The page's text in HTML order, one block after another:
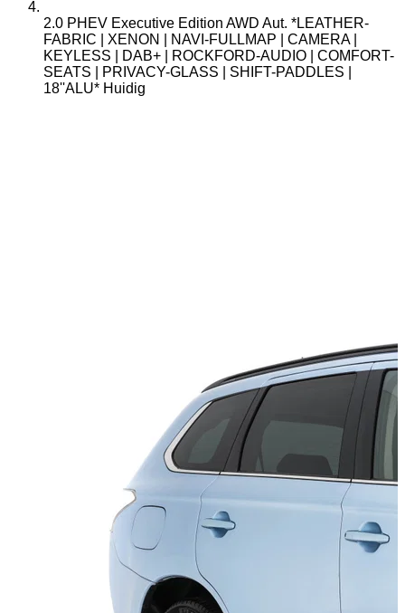
2.0 PHEV Executive Edition AWD Aut. *LEATHER-
FABRIC | XENON | NAVI-FULLMAP | CAMERA |
KEYLESS | DAB+ | ROCKFORD-AUDIO | COMFORT-
SEATS | PRIVACY-GLASS | SHIFT-PADDLES |
18''ALU* Huidig